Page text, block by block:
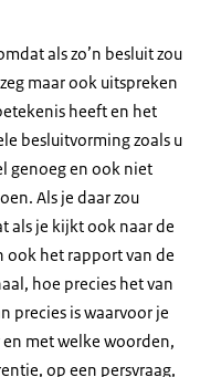
als zo’n besluit zou
maar ook uitspreken
heeft en het
besluitvorming zoals u
genoeg en ook niet
Als je daar zou
als je kijkt ook naar de
ook het rapport van de
hoe precies het van
precies is waarvoor je
met welke woorden,
op een persvraag,